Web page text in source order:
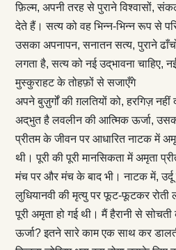
फ़िल्म, अपनी तरह से पुराने विश्वासों,
देते हैं। सत्य को वह भिन्न-भिन्न रूप से
उसका अपनापन, सनातन सत्य, पुराने
लगता है, सत्य को नई उद्‌भावना चाहिए,
मुस्कुराहट के तोहफ़ों से सजाएँगे
अपने बुज़ुर्गों की ग़लतियों को, हरगिज़ नहीं
अद्‌भुत है लवलीन की आत्मिक ऊर्जा,
प्रीतम के जीवन पर आधारित नाटक में
थी। पूरी की पूरी मानसिकता में अमृता
मंच पर और मंच के बाद भी। नाटक में, उर्दू
लुधियानवी की मृत्यु पर फूट-फूटकर रोती
पूरी अमृता हो गई थी। मैं हैरानी से
ऊर्जा? इतने सारे काम एक साथ कर